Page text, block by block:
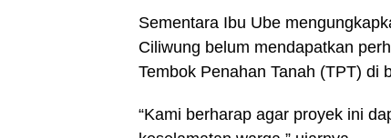
Sementara Ibu Ube
Ciliwung belum mendapatkan
Tembok Penahan Tanah (TPT) di
“Kami berharap agar proyek ini